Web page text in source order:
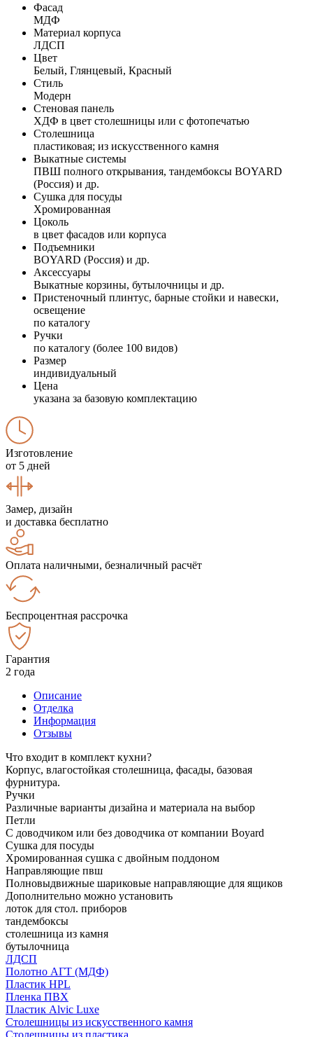
Фасад
МДФ
Материал корпуса
ЛДСП
Цвет
Белый, Глянцевый, Красный
Стиль
Модерн
Стеновая панель
ХДФ в цвет столешницы или с фотопечатью
Столешница
пластиковая; из искусственного камня
Выкатные системы
ПВШ полного открывания, тандембоксы BOYARD
(Россия) и др.
Сушка для посуды
Хромированная
Цоколь
в цвет фасадов или корпуса
Подъемники
BOYARD (Россия) и др.
Аксессуары
Выкатные корзины, бутылочницы и др.
Пристеночный плинтус, барные стойки и навески,
освещение
по каталогу
Ручки
по каталогу (более 100 видов)
Размер
индивидуальный
Цена
указана за базовую комплектацию
Изготовление
от 5 дней
Замер, дизайн
и доставка бесплатно
Оплата наличными, безналичный расчёт
Беспроцентная рассрочка
Гарантия
2 года
Описание
Отделка
Информация
Отзывы
Что входит в комплект кухни?
Корпус, влагостойкая столешница, фасады, базовая
фурнитура.
Ручки
Различные варианты дизайна и материала на выбор
Петли
С доводчиком или без доводчика от компании Boyard
Сушка для посуды
Хромированная сушка с двойным поддоном
Направляющие пвш
Полновыдвижные шариковые направляющие для ящиков
Дополнительно можно установить
лоток для стол. приборов
тандембоксы
столешница из камня
бутылочница
ЛДСП
Полотно АГТ (МДФ)
Пластик HPL
Пленка ПВХ
Пластик Alvic Luxe
Столешницы из искусственного камня
Столешницы из пластика